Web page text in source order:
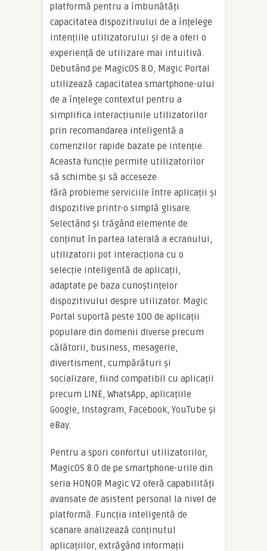
platformă pentru a îmbunătăți
capacitatea dispozitivului de a înțelege
intențiile utilizatorului și de a oferi o
experiență de utilizare mai intuitivă.
Debutând pe MagicOS 8.0, Magic Portal
utilizează capacitatea smartphone-ului
de a înțelege contextul pentru a
simplifica interacțiunile utilizatorilor
prin recomandarea inteligentă a
comenzilor rapide bazate pe intenție.
Aceasta funcție permite utilizatorilor
să schimbe și să acceseze
fără probleme serviciile între aplicații și
dispozitive printr-o simplă glisare.
Selectând și trăgând elemente de
conținut în partea laterală a ecranului,
utilizatorii pot interacționa cu o
selecție inteligentă de aplicații,
adaptate pe baza cunoștințelor
dispozitivului despre utilizator. Magic
Portal suportă peste 100 de aplicații
populare din domenii diverse precum
călătorii, business, mesagerie,
divertisment, cumpărături și
socializare, fiind compatibil cu aplicații
precum LINE, WhatsApp, aplicațiile
Google, Instagram, Facebook, YouTube și
eBay.
Pentru a spori confortul utilizatorilor,
MagicOS 8.0 de pe smartphone-urile din
seria HONOR Magic V2 oferă capabilități
avansate de asistent personal la nivel de
platformă. Funcția inteligentă de
scanare analizează conținutul
aplicațiilor, extrăgând informații